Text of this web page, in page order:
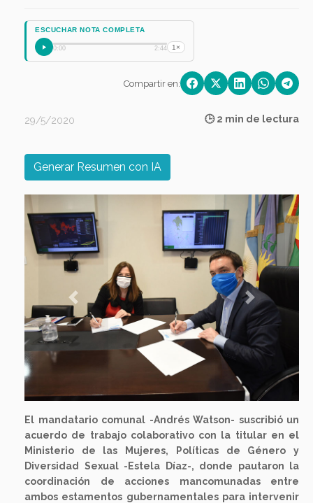
ESCUCHAR NOTA COMPLETA
0:00 2:44 1×
Compartir en:
29/5/2020 🕒 2 min de lectura
Generar Resumen con IA
Previous Next
El mandatario comunal -Andrés Watson- suscribió un
acuerdo de trabajo colaborativo con la titular en el
Ministerio de las Mujeres, Políticas de Género y
Diversidad Sexual -Estela Díaz-, donde pautaron la
coordinación de acciones mancomunadas entre
ambos estamentos gubernamentales para intervenir